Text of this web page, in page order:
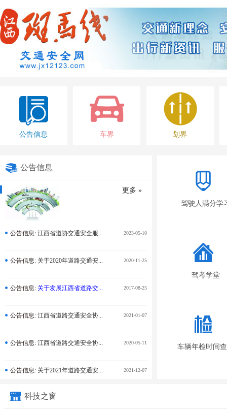
公告信息 车界 划界
公告信息
更多 »
公告信息: 2023-05-10
江西省道协交通安全服...
公告信息: 2020-11-25
关于2020年道路交通安...
公告信息: 2017-08-25
关于发展江西省道路交...
公告信息: 2021-01-07
江西省道路交通安全协...
公告信息: 2020-05-11
江西省道路交通安全协...
公告信息: 2021-12-07
关于2021年道路交通安...
公告信息: 江西省道路交通安全协...
驾驶人满分学
驾考学堂
车辆年检时间
科技之窗